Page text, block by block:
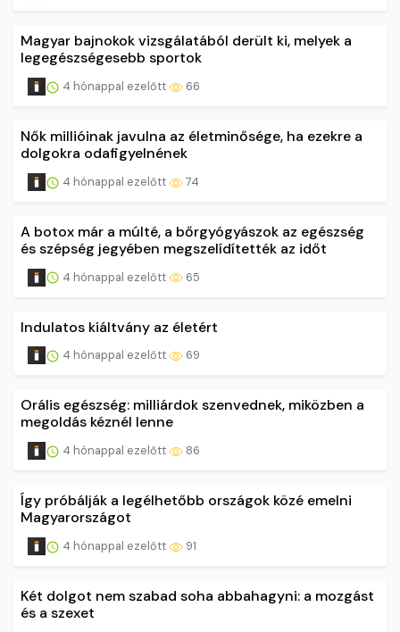
Magyar bajnokok vizsgálatából derült ki, melyek a
legegészségesebb sportok
4 hónappal ezelőtt 66
Nők millióinak javulna az életminősége, ha ezekre a
dolgokra odafigyelnének
4 hónappal ezelőtt 74
A botox már a múlté, a bőrgyógyászok az egészség
és szépség jegyében megszelídítették az időt
4 hónappal ezelőtt 65
Indulatos kiáltvány az életért
4 hónappal ezelőtt 69
Orális egészség: milliárdok szenvednek, miközben a
megoldás kéznél lenne
4 hónappal ezelőtt 86
Így próbálják a legélhetőbb országok közé emelni
Magyarországot
4 hónappal ezelőtt 91
Két dolgot nem szabad soha abbahagyni: a mozgást
és a szexet